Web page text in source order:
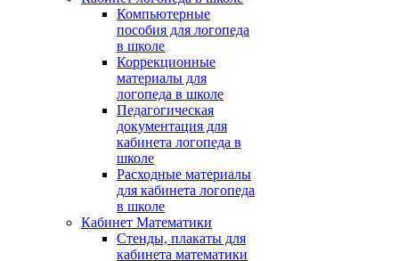
Компьютерные
пособия для логопеда
в школе
Коррекционные
материалы для
логопеда в школе
Педагогическая
документация для
кабинета логопеда в
школе
Расходные материалы
для кабинета логопеда
в школе
Кабинет Математики
Стенды, плакаты для
кабинета математики